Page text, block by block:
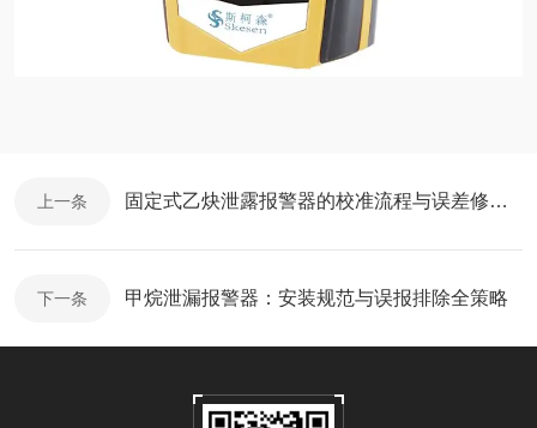
上一条 固定式乙炔泄露报警器的校准流程与误差修正方法
下一条 甲烷泄漏报警器：安装规范与误报排除全策略